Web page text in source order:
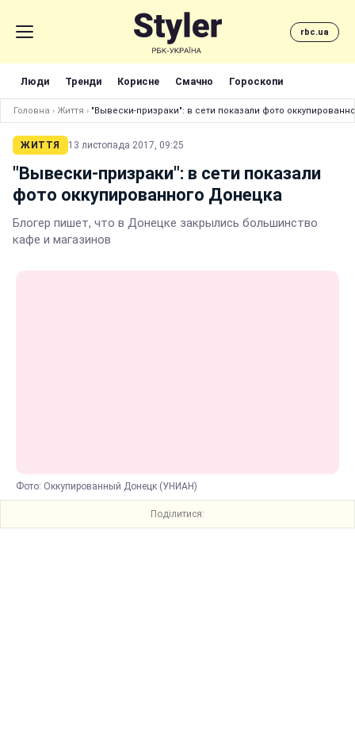
rbc.ua
Люди Тренди Корисне Смачно Гороскопи
Головна › Життя › "Вывески-призраки": в сети показали фото
ЖИТТЯ 13 листопада 2017, 09:25
"Вывески-призраки": в сети показали
фото оккупированного Донецка
Блогер пишет, что в Донецке закрылись большинство
кафе и магазинов
Фото: Оккупированный Донецк (УНИАН)
Поділитися: